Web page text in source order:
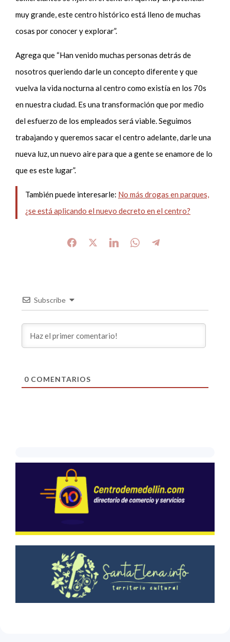
muy grande, este centro histórico está lleno de muchas
cosas por conocer y explorar”.
Agrega que “Han venido muchas personas detrás de
nosotros queriendo darle un concepto diferente y que
vuelva la vida nocturna al centro como existía en los 70s
en nuestra ciudad. Es una transformación que por medio
del esfuerzo de los empleados será viable. Seguimos
trabajando y queremos sacar el centro adelante, darle una
nueva luz, un nuevo aire para que a gente se enamore de lo
que es este lugar”.
También puede interesarle: No más drogas en parques,
¿se está aplicando el nuevo decreto en el centro?
Subscribe
0COMENTARIOS